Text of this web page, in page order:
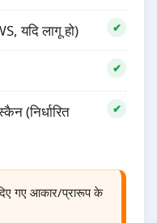
यदि लागू हो)
(निर्धारित
गए आकार/प्रारूप के